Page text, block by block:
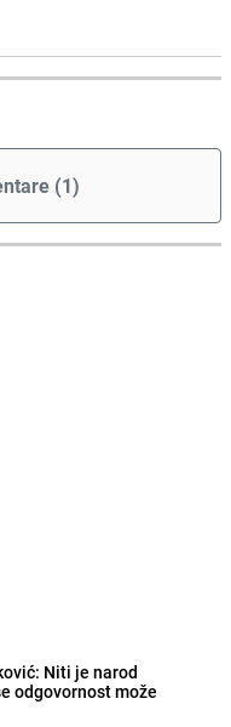
(1)
Niti je narod
odgovornost može